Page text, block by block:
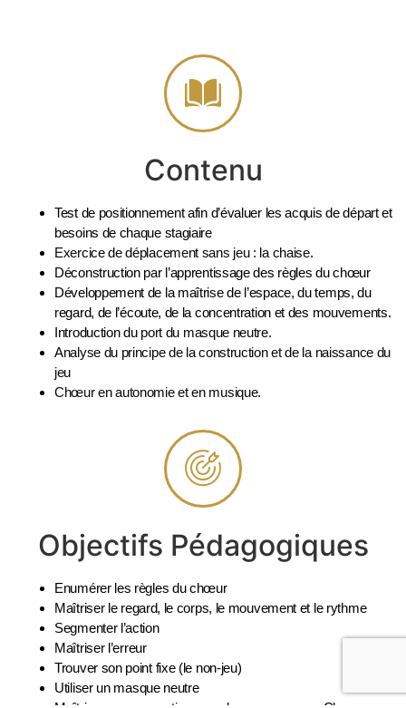
Contenu
Test de positionnement afin d’évaluer les acquis de départ et
besoins de chaque stagiaire
Exercice de déplacement sans jeu : la chaise.
Déconstruction par l’apprentissage des règles du chœur
Développement de la maîtrise de l’espace, du temps, du
regard, de l’écoute, de la concentration et des mouvements.
Introduction duport du masque neutre.
Analyse du principe de la construction et de la naissance du
jeu
Chœur en autonomie et en musique.
Objectifs Pédagogiques
Enumérer les règles du chœur
Maîtriser le regard, le corps, le mouvement et le rythme
Segmenter l’action
Maîtriser l’erreur
Trouver son point fixe (le non-jeu)
Utiliser un masque neutre